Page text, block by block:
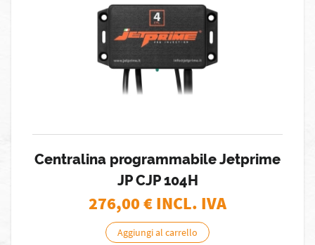
Centralina programmabile Jetprime
JP CJP 104H
276,00€ INCL. IVA
Aggiungi al carrello